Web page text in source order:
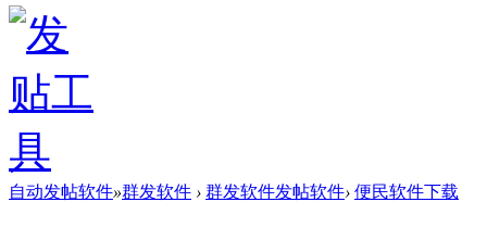
自动发帖软件»群发软件 › 群发软件发帖软件› 便民软件下载